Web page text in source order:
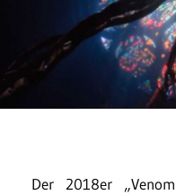
Der 2018er